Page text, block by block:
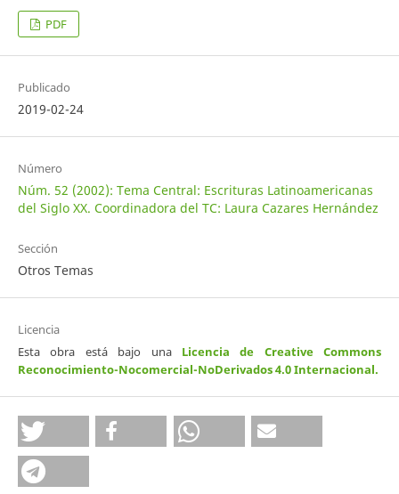
PDF
Publicado
2019-02-24
Número
Núm. 52 (2002): Tema Central: Escrituras Latinoamericanas
del Siglo XX. Coordinadora del TC: Laura Cazares Hernández
Sección
Otros Temas
Licencia
Esta obra está bajo una Licencia de Creative Commons
Reconocimiento-Nocomercial-NoDerivados 4.0 Internacional.